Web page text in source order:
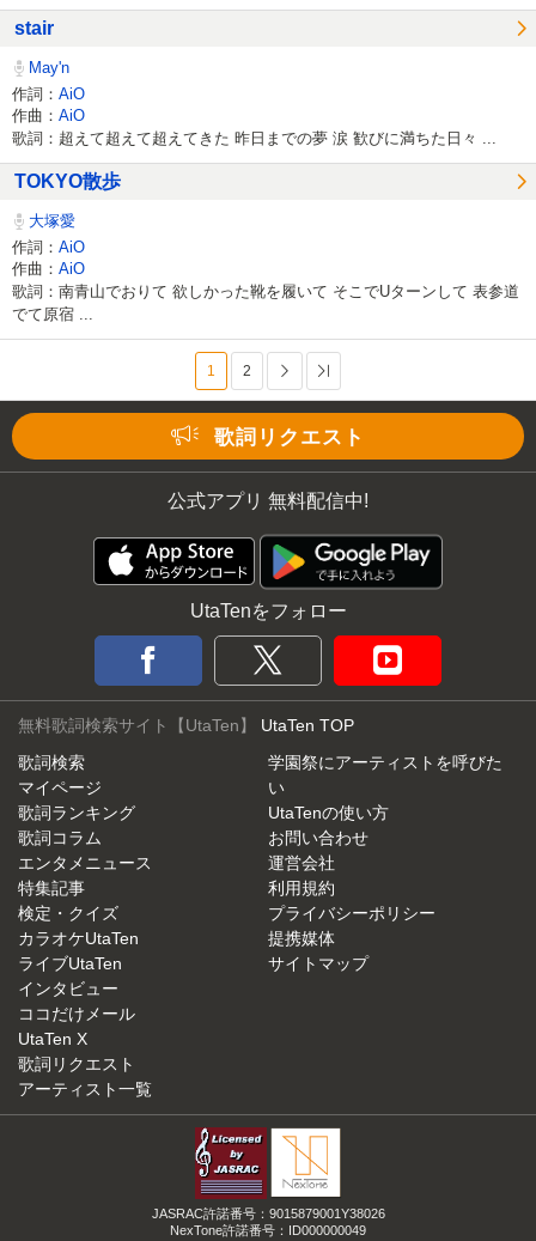
stair
May'n
作詞： AiO
作曲： AiO
歌詞：超えて超えて超えてきた 昨日までの夢 涙 歓びに満ちた日々 ...
TOKYO散歩
大塚愛
作詞： AiO
作曲： AiO
歌詞：南青山でおりて 欲しかった靴を履いて そこでUターンして 表参道
でて原宿 ...
1 2 次へ
歌詞リクエスト
公式アプリ 無料配信中!
UtaTenをフォロー
無料歌詞検索サイト【UtaTen】 UtaTen TOP
歌詞検索
マイページ
歌詞ランキング
歌詞コラム
エンタメニュース
特集記事
検定・クイズ
カラオケUtaTen
ライブUtaTen
インタビュー
ココだけメール
UtaTen X
歌詞リクエスト
アーティスト一覧
学園祭にアーティストを呼びた
い
UtaTenの使い方
お問い合わせ
運営会社
利用規約
プライバシーポリシー
提携媒体
サイトマップ
JASRAC許諾番号：9015879001Y38026
NexTone許諾番号：ID000000049